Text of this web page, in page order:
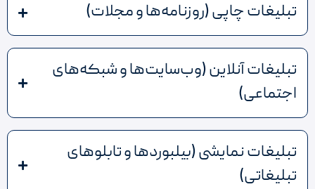
تبلیغات چاپی (روزنامه‌ها و مجلات)
تبلیغات آنلاین (وب‌سایت‌ها و شبکه‌های
اجتماعی)
تبلیغات نمایشی (بیلبوردها و تابلوهای
تبلیغاتی)